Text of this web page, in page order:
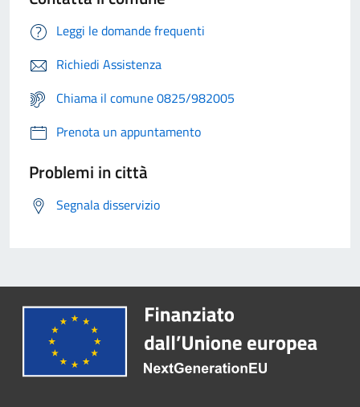
Leggi le domande frequenti
Richiedi Assistenza
Chiama il comune 0825/982005
Prenota un appuntamento
Problemi in città
Segnala disservizio